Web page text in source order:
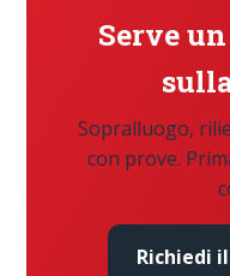
Serve
Sopralluogo,
con prove.
Richiedi